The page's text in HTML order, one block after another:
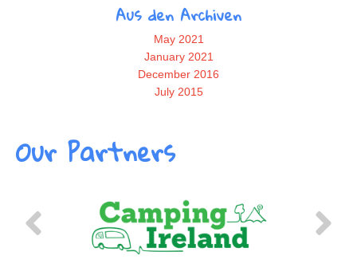
Aus den Archiven
May 2021
January 2021
December 2016
July 2015
Our Partners